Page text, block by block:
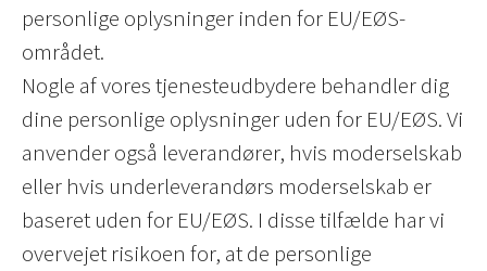
personlige oplysninger inden for EU/EØS-
området.
Nogle af vores tjenesteudbydere behandler dig
dine personlige oplysninger uden for EU/EØS. Vi
anvender også leverandører, hvis moderselskab
eller hvis underleverandørs moderselskab er
baseret uden for EU/EØS. I disse tilfælde har vi
overvejet risikoen for, at de personlige